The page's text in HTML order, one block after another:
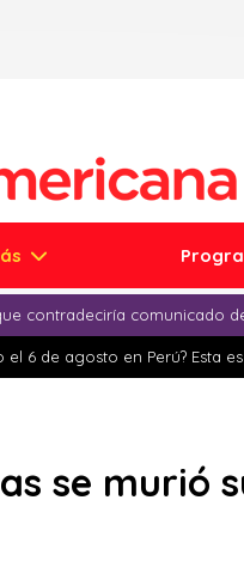
contradeciría comunicado
el 6 de agosto en Perú? Esta
se murió